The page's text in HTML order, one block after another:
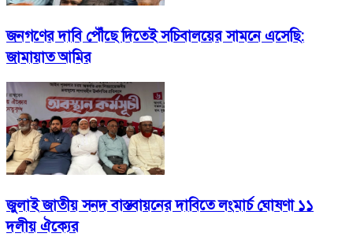
জনগণের দাবি পৌঁছে দিতেই সচিবালয়ের সামনে এসেছি:
জামায়াত আমির
জুলাই জাতীয় সনদ বাস্তবায়নের দাবিতে লংমার্চ ঘোষণা ১১
দলীয় ঐক্যের